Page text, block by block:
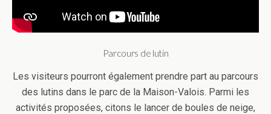
Parcours de lutin
Les visiteurs pourront également prendre part au parcours
des lutins dans le parc de la Maison-Valois. Parmi les
activités proposées, citons le lancer de boules de neige,